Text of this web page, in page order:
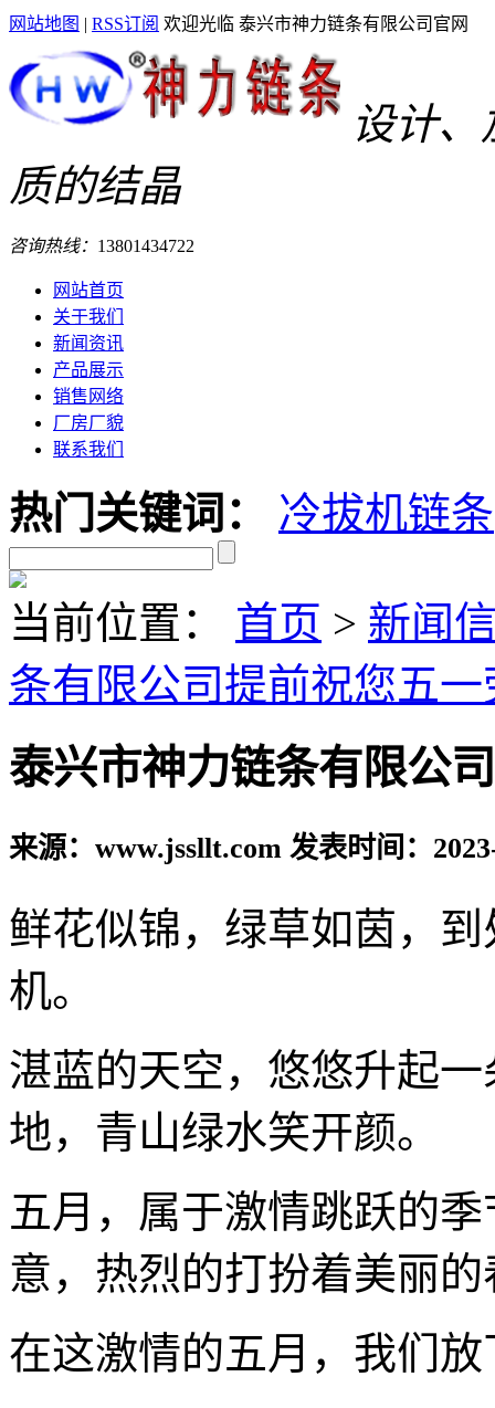
网站地图 | RSS订阅 欢迎光临 泰兴市神力链条有限公司官网
设计
质的结晶
咨询热线： 13801434722
网站首页
关于我们
新闻资讯
产品展示
销售网络
厂房厂貌
联系我们
热门关键词： 冷拔机链条
当前位置： 首页 > 新闻
条有限公司提前祝您五
泰兴市神力链条有限公
来源：www.jssllt.com 发表时间：
鲜花似锦，绿草如茵，
机。
湛蓝的天空，悠悠升起
地，青山绿水笑开颜。
五月，属于激情跳跃的
意，热烈的打扮着美丽的
在这激情的五月，我们